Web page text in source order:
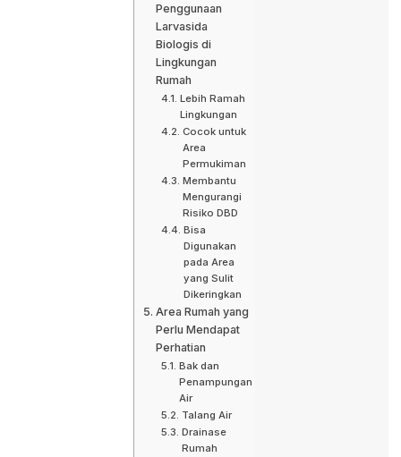
Penggunaan
Larvasida
Biologis di
Lingkungan
Rumah
Lebih Ramah
Lingkungan
Cocok untuk
Area
Permukiman
Membantu
Mengurangi
Risiko DBD
Bisa
Digunakan
pada Area
yang Sulit
Dikeringkan
Area Rumah yang
Perlu Mendapat
Perhatian
Bak dan
Penampungan
Air
Talang Air
Drainase
Rumah